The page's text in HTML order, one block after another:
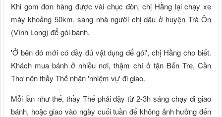
Khi gom đơn hàng được vài chục đòn, chị Hằng lại chạy xe
máy khoảng 50km, sang nhà người chị dâu ở huyện Trà Ôn
(Vĩnh Long) để gói bánh.
'Ở bên đó mới có đầy đủ vật dụng để gói', chị Hằng cho biết.
Khách mua bánh ở nhiều nơi, thậm chí ở tận Bến Tre, Cần
Thơ nên thầy Thế nhận 'nhiệm vụ' đi giao.
Mỗi lần như thế, thầy Thế phải dậy từ 2-3h sáng chạy đi giao
bánh, hoặc giao vào ngày cuối tuần để không ảnh hưởng đến